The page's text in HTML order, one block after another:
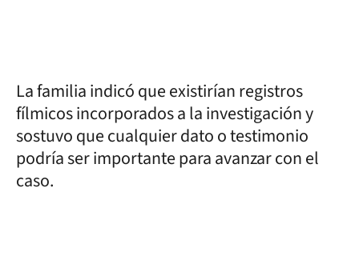
La familia indicó que existirían registros
fílmicos incorporados a la investigación y
sostuvo que cualquier dato o testimonio
podría ser importante para avanzar con el
caso.